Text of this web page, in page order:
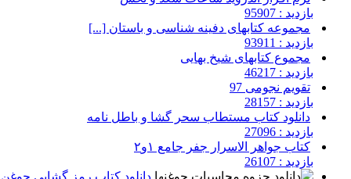
بازدید : 95907
مجموعه کتابهای دفینه شناسی و باستان [...]
بازدید : 93911
مجموع کتابهای شیخ بهایی
بازدید : 46217
تقویم نجومی 97
بازدید : 28157
دانلود کتاب مستطاب سحر گشا و باطل نامه
بازدید : 27096
کتاب جواهر الاسرار جفر جامع ۱و۲
بازدید : 26107